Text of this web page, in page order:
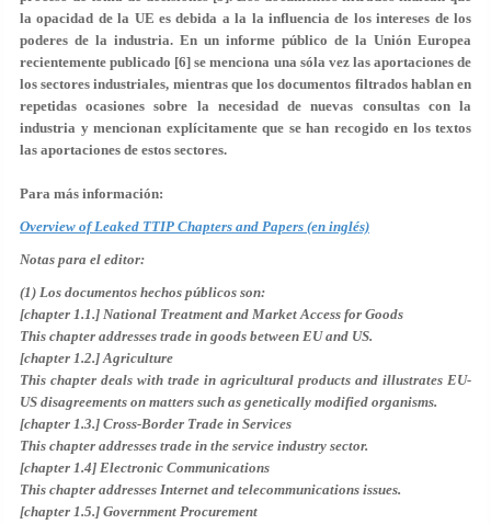
la opacidad de la UE es debida a la la influencia de los intereses de los
poderes de la industria. En un informe público de la Unión Europea
recientemente publicado [6] se menciona una sóla vez las aportaciones de
los sectores industriales, mientras que los documentos filtrados hablan en
repetidas ocasiones sobre la necesidad de nuevas consultas con la
industria y mencionan explícitamente que se han recogido en los textos
las aportaciones de estos sectores.
Para más información:
Overview of Leaked TTIP Chapters and Papers (en inglés)
Notas para el editor:
(1) Los documentos hechos públicos son:
[chapter 1.1.] National Treatment and Market Access for Goods
This chapter addresses trade in goods between EU and US.
[chapter 1.2.] Agriculture
This chapter deals with trade in agricultural products and illustrates EU-
US disagreements on matters such as genetically modified organisms.
[chapter 1.3.] Cross-Border Trade in Services
This chapter addresses trade in the service industry sector.
[chapter 1.4] Electronic Communications
This chapter addresses Internet and telecommunications issues.
[chapter 1.5.] Government Procurement